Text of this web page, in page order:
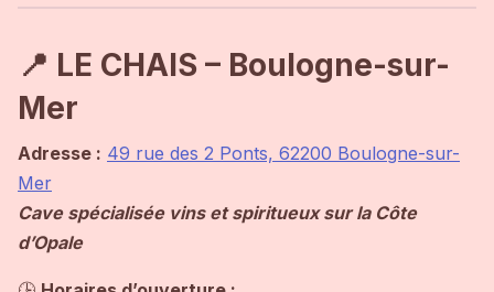
📍 LE CHAIS – Boulogne-sur-
Mer
Adresse : 49 rue des 2 Ponts, 62200 Boulogne-sur-
Mer
Cave spécialisée vins et spiritueux sur la Côte
d’Opale